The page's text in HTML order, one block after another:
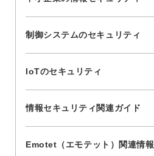
制御システムのセキュリティ
IoTのセキュリティ
情報セキュリティ関連ガイド
Emotet（エモテット）関連情報